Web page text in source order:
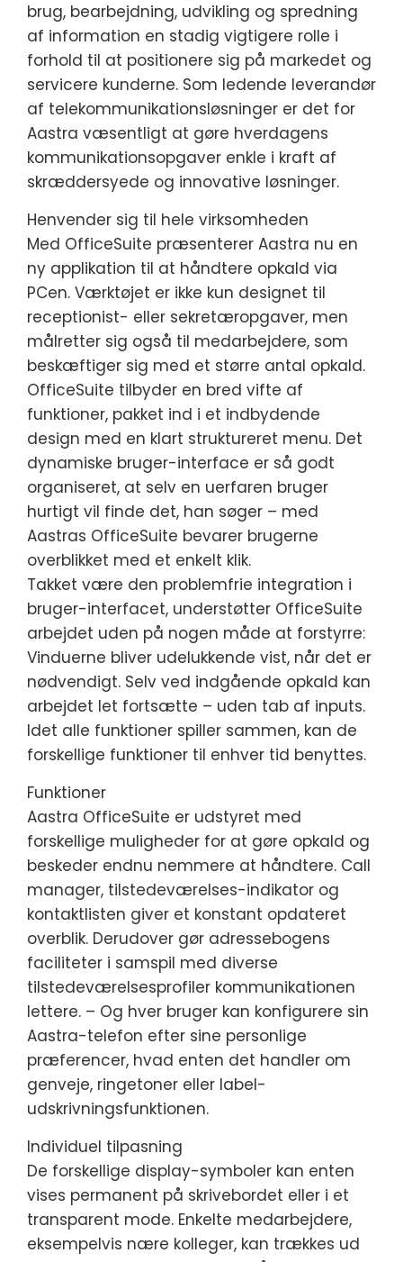
brug, bearbejdning, udvikling og spredning
af information en stadig vigtigere rolle i
forhold til at positionere sig på markedet og
servicere kunderne. Som ledende leverandør
af telekommunikationsløsninger er det for
Aastra væsentligt at gøre hverdagens
kommunikationsopgaver enkle i kraft af
skræddersyede og innovative løsninger.
Henvender sig til hele virksomheden
Med OfficeSuite præsenterer Aastra nu en
ny applikation til at håndtere opkald via
PCen. Værktøjet er ikke kun designet til
receptionist- eller sekretæropgaver, men
målretter sig også til medarbejdere, som
beskæftiger sig med et større antal opkald.
OfficeSuite tilbyder en bred vifte af
funktioner, pakket ind i et indbydende
design med en klart struktureret menu. Det
dynamiske bruger-interface er så godt
organiseret, at selv en uerfaren bruger
hurtigt vil finde det, han søger – med
Aastras OfficeSuite bevarer brugerne
overblikket med et enkelt klik.
Takket være den problemfrie integration i
bruger-interfacet, understøtter OfficeSuite
arbejdet uden på nogen måde at forstyrre:
Vinduerne bliver udelukkende vist, når det er
nødvendigt. Selv ved indgående opkald kan
arbejdet let fortsætte – uden tab af inputs.
Idet alle funktioner spiller sammen, kan de
forskellige funktioner til enhver tid benyttes.
Funktioner
Aastra OfficeSuite er udstyret med
forskellige muligheder for at gøre opkald og
beskeder endnu nemmere at håndtere. Call
manager, tilstedeværelses-indikator og
kontaktlisten giver et konstant opdateret
overblik. Derudover gør adressebogens
faciliteter i samspil med diverse
tilstedeværelsesprofiler kommunikationen
lettere. – Og hver bruger kan konfigurere sin
Aastra-telefon efter sine personlige
præferencer, hvad enten det handler om
genveje, ringetoner eller label-
udskrivningsfunktionen.
Individuel tilpasning
De forskellige display-symboler kan enten
vises permanent på skrivebordet eller i et
transparent mode. Enkelte medarbejdere,
eksempelvis nære kolleger, kan trækkes ud